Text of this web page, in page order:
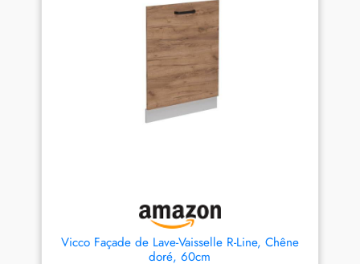
aux rayures, imperméable et
facile à nettoyer. Compatible
avec IKEA : ces portes de
compatibles avec toutes les
parfaitement à votre système
existant. Ainsi, vous pouvez
le montage est facile et rapide
– pas d'outils, pas de
perçage, il suffit de changer
les façades de la cuisine.
DIMENSIONS : La façade
pour le lave-vaisselle a les
dimensions suivantes :
profondeur : 1,6 cm, largeur :
45 cm, hauteur : 81,8 cm.
MATÉRIAU : la façade est en
panneau de particules facile à
entretenir, 16 mm, revêtement
Vicco Façade de Lave-Vaisselle R-Line, Chêne
doré, 60cm